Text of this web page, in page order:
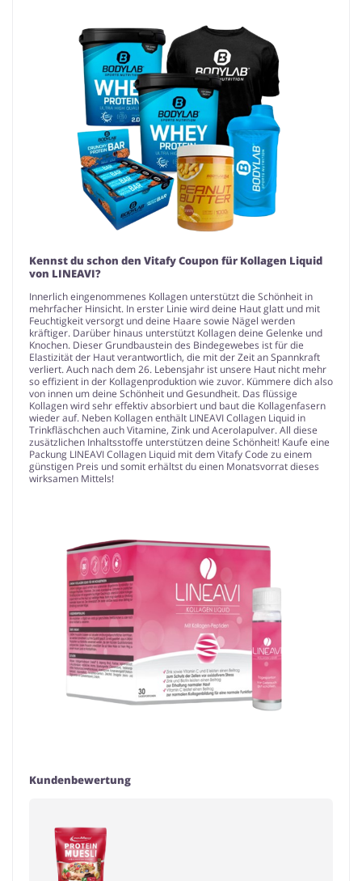
Kennst du schon den Vitafy Coupon für Kollagen Liquid
von LINEAVI?
Innerlich eingenommenes Kollagen unterstützt die Schönheit in
mehrfacher Hinsicht. In erster Linie wird deine Haut glatt und mit
Feuchtigkeit versorgt und deine Haare sowie Nägel werden
kräftiger. Darüber hinaus unterstützt Kollagen deine Gelenke und
Knochen. Dieser Grundbaustein des Bindegewebes ist für die
Elastizität der Haut verantwortlich, die mit der Zeit an Spannkraft
verliert. Auch nach dem 26. Lebensjahr ist unsere Haut nicht mehr
so effizient in der Kollagenproduktion wie zuvor. Kümmere dich also
von innen um deine Schönheit und Gesundheit. Das flüssige
Kollagen wird sehr effektiv absorbiert und baut die Kollagenfasern
wieder auf. Neben Kollagen enthält LINEAVI Collagen Liquid in
Trinkfläschchen auch Vitamine, Zink und Acerolapulver. All diese
zusätzlichen Inhaltsstoffe unterstützen deine Schönheit! Kaufe eine
Packung LINEAVI Collagen Liquid mit dem Vitafy Code zu einem
günstigen Preis und somit erhältst du einen Monatsvorrat dieses
wirksamen Mittels!
Kundenbewertung